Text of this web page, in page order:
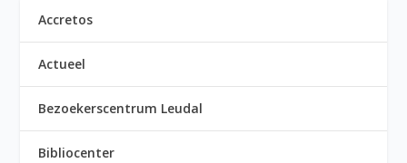
Accretos
Actueel
Bezoekerscentrum Leudal
Bibliocenter